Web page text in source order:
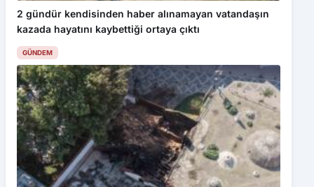
2 gündür kendisinden haber alınamayan vatandaşın
kazada hayatını kaybettiği ortaya çıktı
GÜNDEM